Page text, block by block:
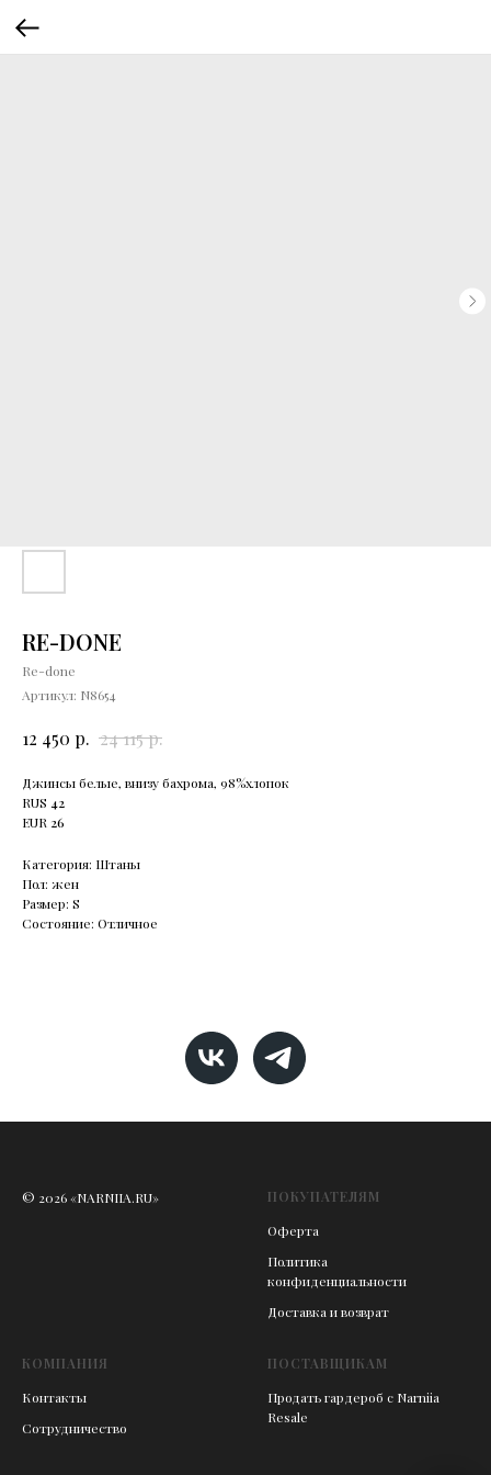
RE-DONE
Re-done
Артикул: N8654
12 450 р. 24 115р.
Джинсы белые, внизу бахрома, 98%хлопок
RUS 42
EUR 26
Категория: Штаны
Пол: жен
Размер: S
Состояние: Отличное
© 2026 «NARNIIA.RU»
ПОКУПАТЕЛЯМ
Оферта
Политика
конфиденциальности
Доставка и возврат
КОМПАНИЯ
Контакты
Сотрудничество
ПОСТАВЩИКАМ
Продать гардероб с Narniia
Resale